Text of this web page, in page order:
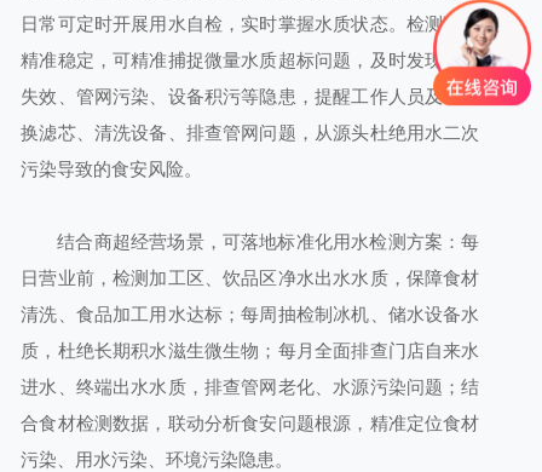
日常可定时开展用水自检，实时掌握水质状态。检测数据
精准稳定，可精准捕捉微量水质超标问题，及时发现滤芯
失效、管网污染、设备积污等隐患，提醒工作人员及时更
换滤芯、清洗设备、排查管网问题，从源头杜绝用水二次
污染导致的食安风险。
结合商超经营场景，可落地标准化用水检测方案：每
日营业前，检测加工区、饮品区净水出水水质，保障食材
清洗、食品加工用水达标；每周抽检制冰机、储水设备水
质，杜绝长期积水滋生微生物；每月全面排查门店自来水
进水、终端出水水质，排查管网老化、水源污染问题；结
合食材检测数据，联动分析食安问题根源，精准定位食材
污染、用水污染、环境污染隐患。